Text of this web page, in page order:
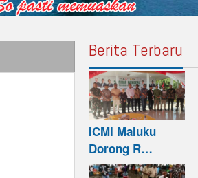
Berita Terbaru
ICMI Maluku
Dorong R…